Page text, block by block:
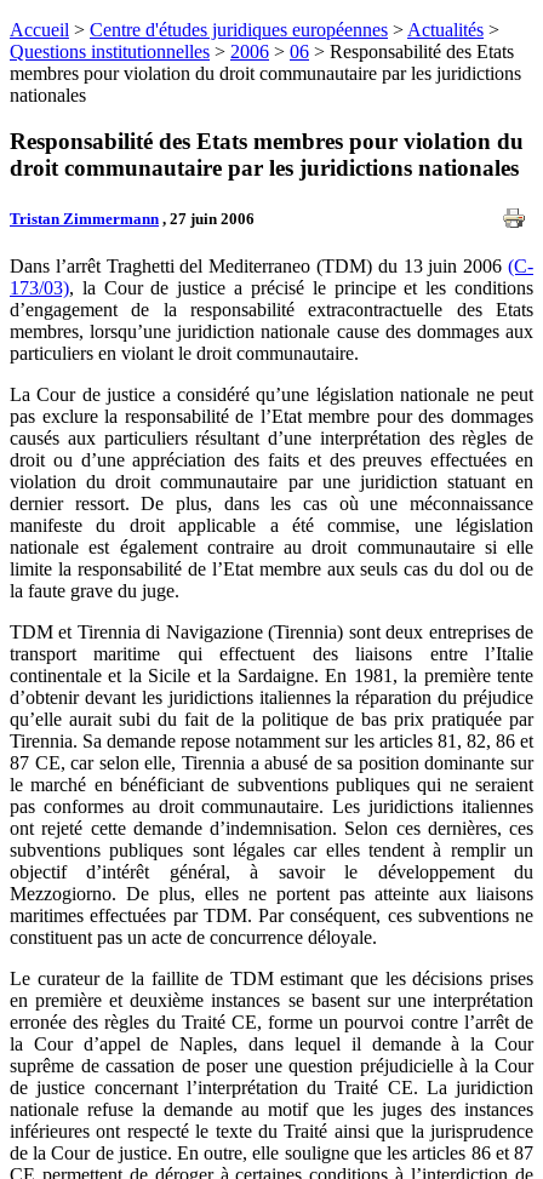
Accueil > Centre d'études juridiques européennes > Actualités >
Questions institutionnelles > 2006 > 06 > Responsabilité des Etats
membres pour violation du droit communautaire par les juridictions
nationales
Responsabilité des Etats membres pour violation du
droit communautaire par les juridictions nationales
Tristan Zimmermann , 27 juin 2006
Dans l’arrêt Traghetti del Mediterraneo (TDM) du 13 juin 2006 (C-
173/03), la Cour de justice a précisé le principe et les conditions
d’engagement de la responsabilité extracontractuelle des Etats
membres, lorsqu’une juridiction nationale cause des dommages aux
particuliers en violant le droit communautaire.
La Cour de justice a considéré qu’une législation nationale ne peut
pas exclure la responsabilité de l’Etat membre pour des dommages
causés aux particuliers résultant d’une interprétation des règles de
droit ou d’une appréciation des faits et des preuves effectuées en
violation du droit communautaire par une juridiction statuant en
dernier ressort. De plus, dans les cas où une méconnaissance
manifeste du droit applicable a été commise, une législation
nationale est également contraire au droit communautaire si elle
limite la responsabilité de l’Etat membre aux seuls cas du dol ou de
la faute grave du juge.
TDM et Tirennia di Navigazione (Tirennia) sont deux entreprises de
transport maritime qui effectuent des liaisons entre l’Italie
continentale et la Sicile et la Sardaigne. En 1981, la première tente
d’obtenir devant les juridictions italiennes la réparation du préjudice
qu’elle aurait subi du fait de la politique de bas prix pratiquée par
Tirennia. Sa demande repose notamment sur les articles 81, 82, 86 et
87 CE, car selon elle, Tirennia a abusé de sa position dominante sur
le marché en bénéficiant de subventions publiques qui ne seraient
pas conformes au droit communautaire. Les juridictions italiennes
ont rejeté cette demande d’indemnisation. Selon ces dernières, ces
subventions publiques sont légales car elles tendent à remplir un
objectif d’intérêt général, à savoir le développement du
Mezzogiorno. De plus, elles ne portent pas atteinte aux liaisons
maritimes effectuées par TDM. Par conséquent, ces subventions ne
constituent pas un acte de concurrence déloyale.
Le curateur de la faillite de TDM estimant que les décisions prises
en première et deuxième instances se basent sur une interprétation
erronée des règles du Traité CE, forme un pourvoi contre l’arrêt de
la Cour d’appel de Naples, dans lequel il demande à la Cour
suprême de cassation de poser une question préjudicielle à la Cour
de justice concernant l’interprétation du Traité CE. La juridiction
nationale refuse la demande au motif que les juges des instances
inférieures ont respecté le texte du Traité ainsi que la jurisprudence
de la Cour de justice. En outre, elle souligne que les articles 86 et 87
CE permettent de déroger à certaines conditions à l’interdiction de